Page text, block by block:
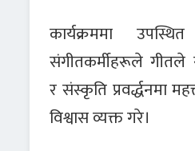
कार्यक्रममा
संगीतकर्मीहरूले गीतले
र संस्कृति प्रवर्द्धनमा
विश्वास व्यक्त गरे।